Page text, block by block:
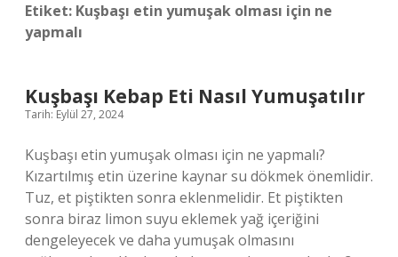
Etiket: Kuşbaşı etin yumuşak olması için ne
yapmalı
Kuşbaşı Kebap Eti Nasıl Yumuşatılır
Tarih: Eylül 27, 2024
Kuşbaşı etin yumuşak olması için ne yapmalı?
Kızartılmış etin üzerine kaynar su dökmek önemlidir.
Tuz, et piştikten sonra eklenmelidir. Et piştikten
sonra biraz limon suyu eklemek yağ içeriğini
dengeleyecek ve daha yumuşak olmasını